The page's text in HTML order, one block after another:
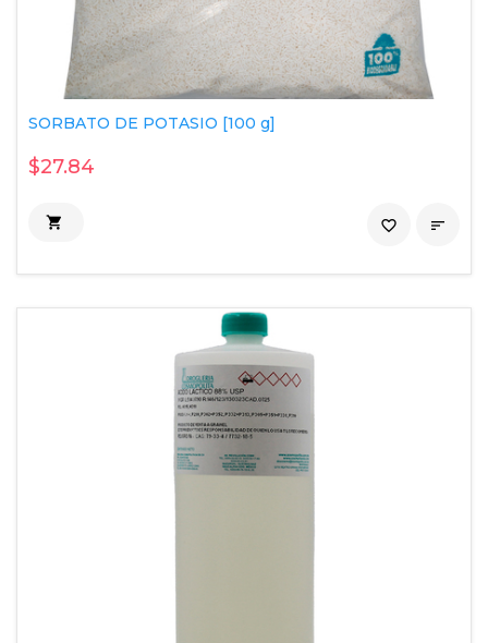
SORBATO DE POTASIO [100 g]
$27.84
 
favorite_border